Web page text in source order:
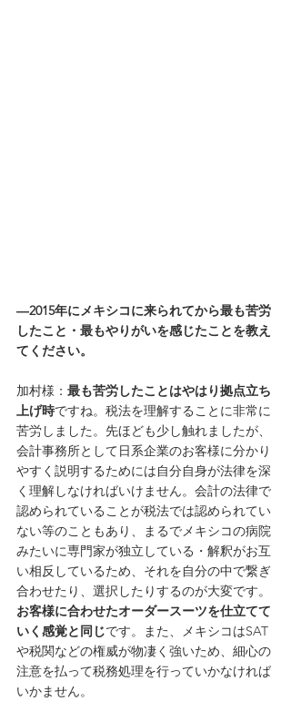
―2015年にメキシコに来られてから最も苦労
したこと・最もやりがいを感じたことを教え
てください。
加村様： 最も苦労したことはやはり拠点立ち
上げ時ですね。税法を理解することに非常に
苦労しました。先ほども少し触れましたが、
会計事務所として日系企業のお客様に分かり
やすく説明するためには自分自身が法律を深
く理解しなければいけません。会計の法律で
認められていることが税法では認められてい
ない等のこともあり、まるでメキシコの病院
みたいに専門家が独立している・解釈がお互
い相反しているため、それを自分の中で繋ぎ
合わせたり、選択したりするのが大変です。
お客様に合わせたオーダースーツを仕立てて
いく感覚と同じです。また、メキシコはSAT
や税関などの権威が物凄く強いため、細心の
注意を払って税務処理を行っていかなければ
いかません。